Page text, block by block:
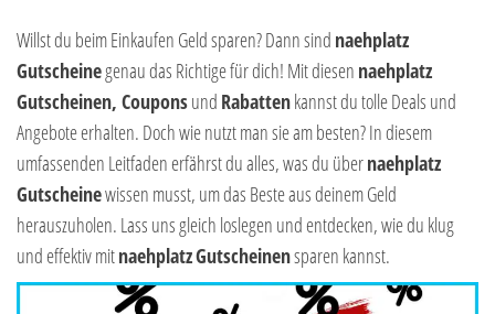
Willst du beim Einkaufen Geld sparen? Dann sind naehplatz
Gutscheinegenau das Richtige für dich! Mit diesen naehplatz
Gutscheinen, Couponsund Rabattenkannst du tolle Deals und
Angebote erhalten. Doch wie nutzt man sie am besten? In diesem
umfassenden Leitfaden erfährst du alles, was du übernaehplatz
Gutscheinewissen musst, um das Beste aus deinem Geld
herauszuholen. Lass uns gleich loslegen und entdecken, wie du klug
und effektiv mitnaehplatzGutscheinensparen kannst.